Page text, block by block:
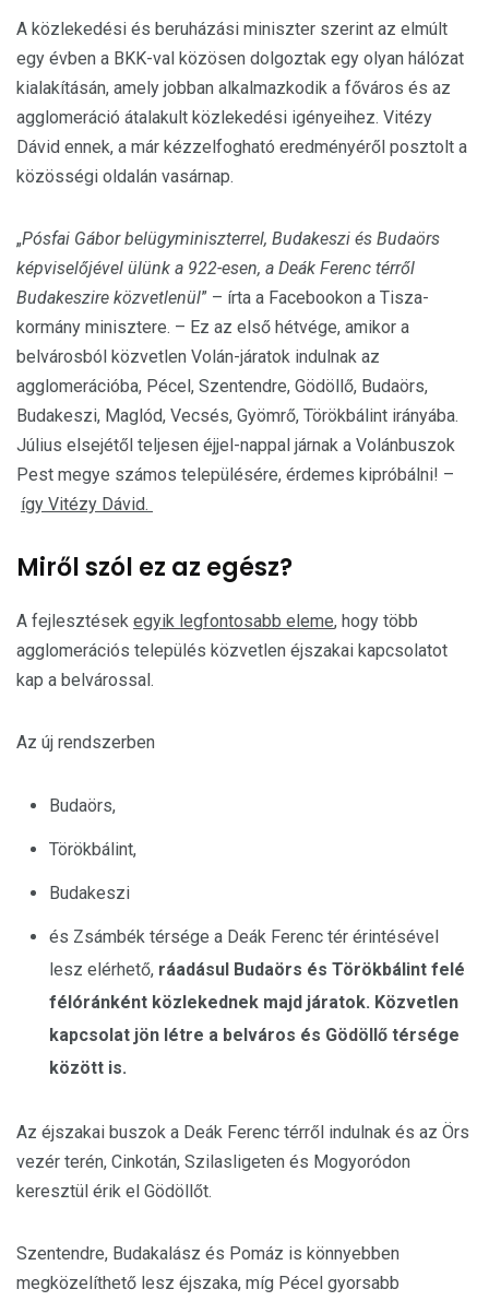
A közlekedési és beruházási miniszter szerint az elmúlt
egy évben a BKK-val közösen dolgoztak egy olyan hálózat
kialakításán, amely jobban alkalmazkodik a főváros és az
agglomeráció átalakult közlekedési igényeihez. Vitézy
Dávid ennek, a már kézzelfogható eredményéről posztolt a
közösségi oldalán vasárnap.
„Pósfai Gábor belügyminiszterrel, Budakeszi és Budaörs
képviselőjével ülünk a 922-esen, a Deák Ferenc térről
Budakeszire közvetlenül” – írta a Facebookon a Tisza-
kormány minisztere. – Ez az első hétvége, amikor a
belvárosból közvetlen Volán-járatok indulnak az
agglomerációba, Pécel, Szentendre, Gödöllő, Budaörs,
Budakeszi, Maglód, Vecsés, Gyömrő, Törökbálint irányába.
Július elsejétől teljesen éjjel-nappal járnak a Volánbuszok
Pest megye számos településére, érdemes kipróbálni! –
így Vitézy Dávid.
Miről szól ez az egész?
A fejlesztések egyik legfontosabb eleme, hogy több
agglomerációs település közvetlen éjszakai kapcsolatot
kap a belvárossal.
Az új rendszerben
Budaörs,
Törökbálint,
Budakeszi
és Zsámbék térsége a Deák Ferenc tér érintésével
lesz elérhető, ráadásul Budaörs és Törökbálint felé
félóránként közlekednek majd járatok. Közvetlen
kapcsolat jön létre a belváros és Gödöllő térsége
között is.
Az éjszakai buszok a Deák Ferenc térről indulnak és az Örs
vezér terén, Cinkotán, Szilasligeten és Mogyoródon
keresztül érik el Gödöllőt.
Szentendre, Budakalász és Pomáz is könnyebben
megközelíthető lesz éjszaka, míg Pécel gyorsabb